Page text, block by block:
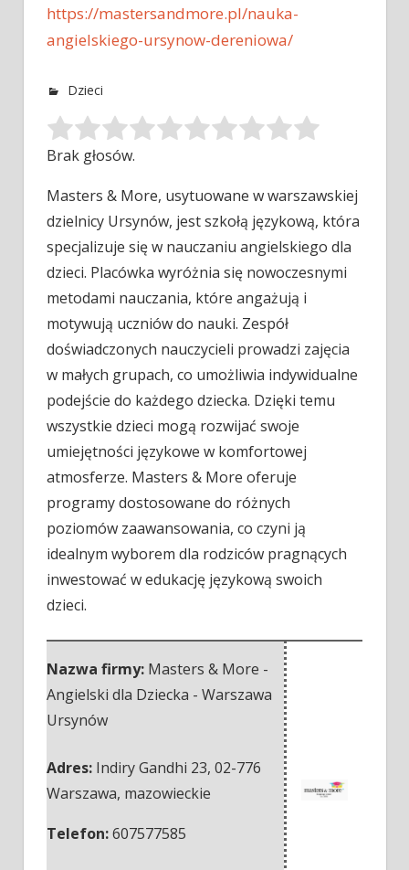
https://mastersandmore.pl/nauka-
angielskiego-ursynow-dereniowa/
Dzieci
Brak głosów.
Masters & More, usytuowane w warszawskiej
dzielnicy Ursynów, jest szkołą językową, która
specjalizuje się w nauczaniu angielskiego dla
dzieci. Placówka wyróżnia się nowoczesnymi
metodami nauczania, które angażują i
motywują uczniów do nauki. Zespół
doświadczonych nauczycieli prowadzi zajęcia
w małych grupach, co umożliwia indywidualne
podejście do każdego dziecka. Dzięki temu
wszystkie dzieci mogą rozwijać swoje
umiejętności językowe w komfortowej
atmosferze. Masters & More oferuje
programy dostosowane do różnych
poziomów zaawansowania, co czyni ją
idealnym wyborem dla rodziców pragnących
inwestować w edukację językową swoich
dzieci.
Nazwa firmy: Masters & More -
Angielski dla Dziecka - Warszawa
Ursynów
Adres: Indiry Gandhi 23, 02-776
Warszawa, mazowieckie
Telefon:607577585